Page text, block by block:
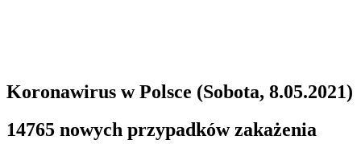
Koronawirus w Polsce (Sobota, 8.05.2021)
14765 nowych przypadków zakażenia